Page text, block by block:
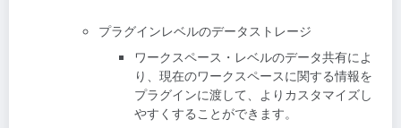
プラグインレベルのデータストレージ
ワークスペース・レベルのデータ共有によ
り、現在のワークスペースに関する情報を
プラグインに渡して、よりカスタマイズし
やすくすることができます。